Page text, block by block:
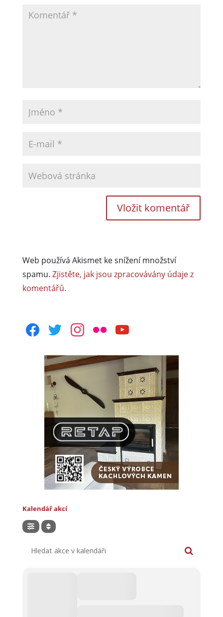
Web používá Akismet ke snížení množství
spamu. Zjistěte, jak jsou zpracovávány údaje z
komentářů.
facebooktwitterinstagram
flickr youtube
Kalendář akcí